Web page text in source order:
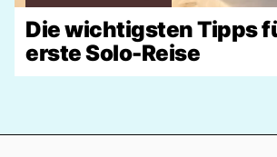
Die wichtigsten Tipps
erste Solo-Reise